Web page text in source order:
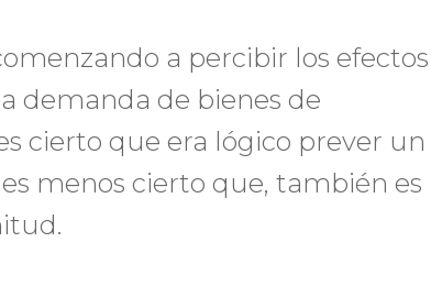
a percibir los efectos
demanda de bienes de
cierto que era lógico prever un
menos cierto que, también es